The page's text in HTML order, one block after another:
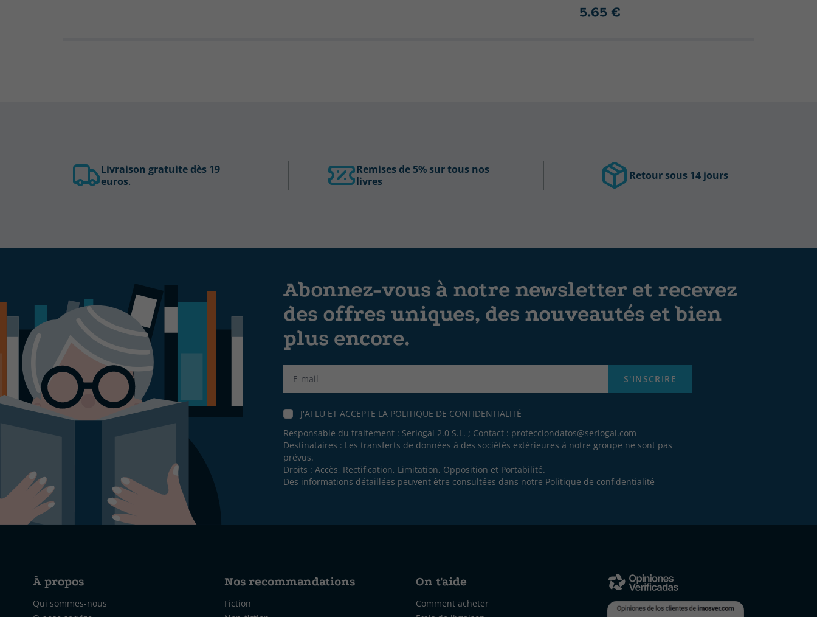
5.65 €
Livraison gratuite dès 19
euros.
Remises de 5% sur tous nos
livres
Retour sous 14 jours
Abonnez-vous à notre newsletter et recevez
des offres uniques, des nouveautés et bien
plus encore.
S'INSCRIRE
J'AI LU ET ACCEPTE LA POLITIQUE DE CONFIDENTIALITÉ
Responsable du traitement : Serlogal 2.0 S.L. ; Contact : protecciondatos@serlogal.com
Destinataires : Les transferts de données à des sociétés extérieures à notre groupe ne sont pas
prévus.
Droits : Accès, Rectification, Limitation, Opposition et Portabilité.
Des informations détaillées peuvent être consultées dans notre Politique de confidentialité
À propos
Qui sommes-nous
Nos recommandations
Fiction
On t'aide
Comment acheter